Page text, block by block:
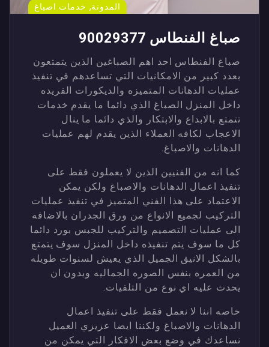
المدونة, خدمات اصباغ
صباغ الفنطاس 90029377
صباغ الفنطاس احد اهم الصباغين الذين يتمتعون
بعدد كبير من الامكانيات التي تساعدهم في تنفيذ
عمليات الدهانات المتميزه والديكورات الفريده
داخل المنزل الصباغ الذي دائما ما يقدم خدمات
تتمتع بالابداع والابتكار والذي دائما ما ينال
الاعجاب لكافه العملاء الذين يقدم لهم عمليات
الدهانات والاصباغ.
كما انه من الفنيين الذين لا يعملون فقط على
تنفيذ اعمال الدهانات والاصباغ ولكن يمكن
الاعتماد على هذا الفني المتميز في تنفيذ عمليات
التركيب لجميع الانواع من ورق الجدران بالاضافه
الى عمليات التصميم والتركيب للجبس بورد دائما
كل ما سوف يتم تنفيذه داخل المنزل سوف يتمتع
بالشكل الانيق الجميل الذي يعيش لسنوات طويله
من العمره بنفس الصوره الجماليه وبدون ان
يحدث عليه اي نوع من التلفيات.
خاصه اننا لا نعمل فقط على تنفيذ اعمال
الدهانات والاصباغ ولكننا ايضا عزيزي العميل
نساعدك في وضع بعض الافكار التي يمكن من